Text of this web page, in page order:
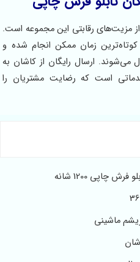
رقابتی این مجموعه است.
زمان ممکن انجام شده و
ارسال رایگان از کاشان به
است که رضایت مشتریان را
1200 شانه